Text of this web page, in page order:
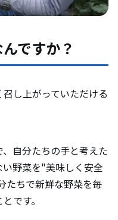
ですか？
し上がっていただける
自分たちの手と考えた
野菜を"美味しく安全
たちで新鮮な野菜を毎
です。